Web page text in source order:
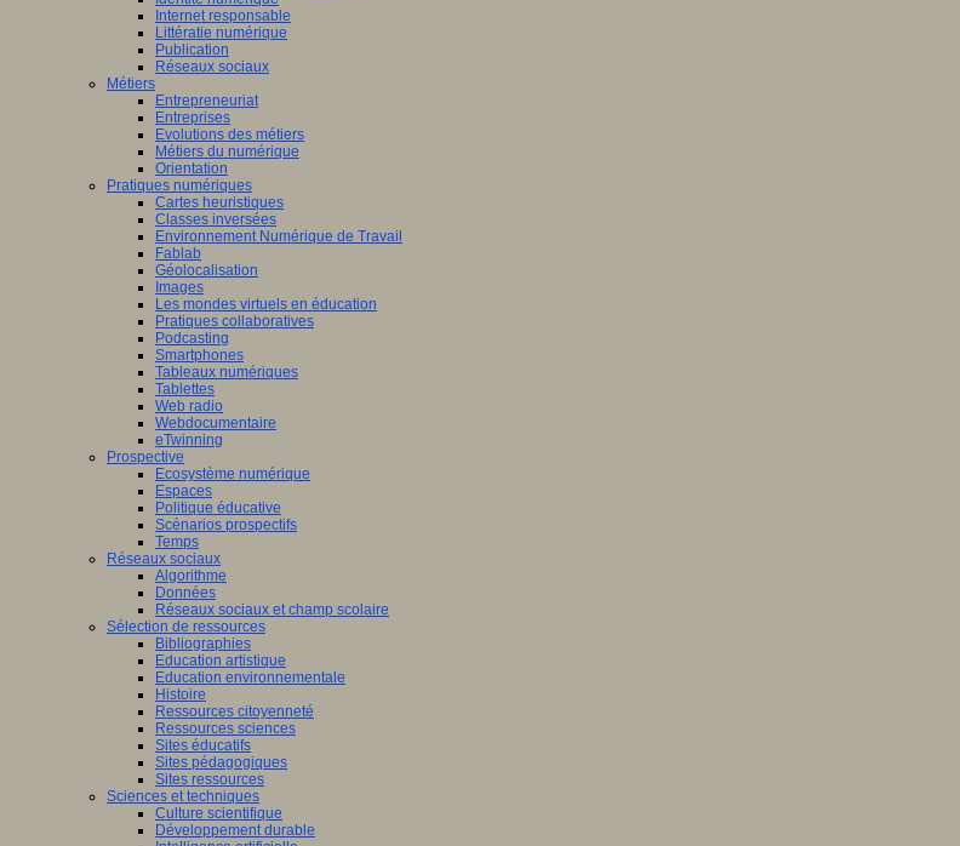
Internet responsable
Littératie numérique
Publication
Réseaux sociaux
Métiers
Entrepreneuriat
Entreprises
Evolutions des métiers
Métiers du numérique
Orientation
Pratiques numériques
Cartes heuristiques
Classes inversées
Environnement Numérique de Travail
Fablab
Géolocalisation
Images
Les mondes virtuels en éducation
Pratiques collaboratives
Podcasting
Smartphones
Tableaux numériques
Tablettes
Web radio
Webdocumentaire
eTwinning
Prospective
Ecosystème numérique
Espaces
Politique éducative
Scénarios prospectifs
Temps
Réseaux sociaux
Algorithme
Données
Réseaux sociaux et champ scolaire
Sélection de ressources
Bibliographies
Education artistique
Education environnementale
Histoire
Ressources citoyenneté
Ressources sciences
Sites éducatifs
Sites pédagogiques
Sites ressources
Sciences et techniques
Culture scientifique
Développement durable